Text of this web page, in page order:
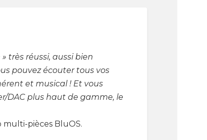
très réussi, aussi bien
pouvez écouter tous vos
et musical ! Et vous
DAC plus haut de gamme, le
pièces BluOS.